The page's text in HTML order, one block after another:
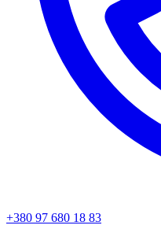
+380 97 680 18 83